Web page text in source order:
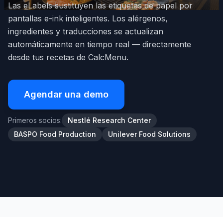
Las eLabels sustituyen las etiquetas de papel por
pantallas e-ink inteligentes. Los alérgenos,
ingredientes y traducciones se actualizan
automáticamente en tiempo real — directamente
desde tus recetas de CalcMenu.
Agendar una demo
Primeros socios:
Nestlé Research Center
BASPO Food Production
Unilever Food Solutions